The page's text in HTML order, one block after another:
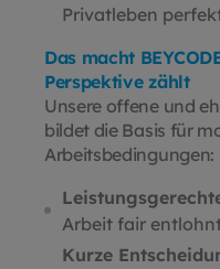
Privatleben
Das macht
Perspektive zählt
Unsere offene und
bildet die Basis für
Arbeitsbedingungen:
Arbeit fair
Kurze